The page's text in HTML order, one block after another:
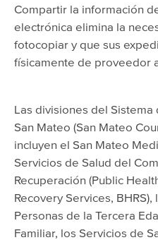
Compartir la información
electrónica elimina la
fotocopiar y que sus
físicamente de proveedor
Las divisiones del
San Mateo (San Mateo
incluyen el San Mateo
Servicios de Salud del
Recuperación (Public
Recovery Services,
Personas de la Tercera
Familiar, los Servicios de